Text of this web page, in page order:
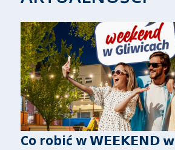
Co robić w 𝗪𝗘𝗘𝗞𝗘𝗡𝗗 𝘄